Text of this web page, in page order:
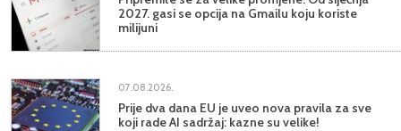
2027. gasi se opcija na Gmailu koju koriste
milijuni
07.08.2026.
Prije dva dana EU je uveo nova pravila za sve
koji rade AI sadržaj: kazne su velike!